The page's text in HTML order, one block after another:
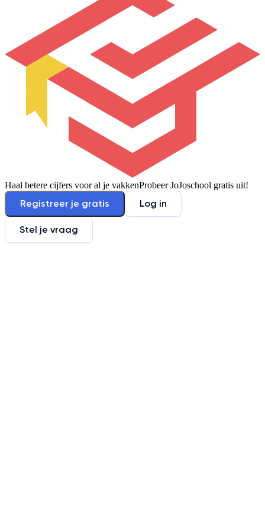
Haal betere cijfers voor al je vakkenProbeer JoJoschool gratis uit!
Registreer je gratis Log in
Stel je vraag